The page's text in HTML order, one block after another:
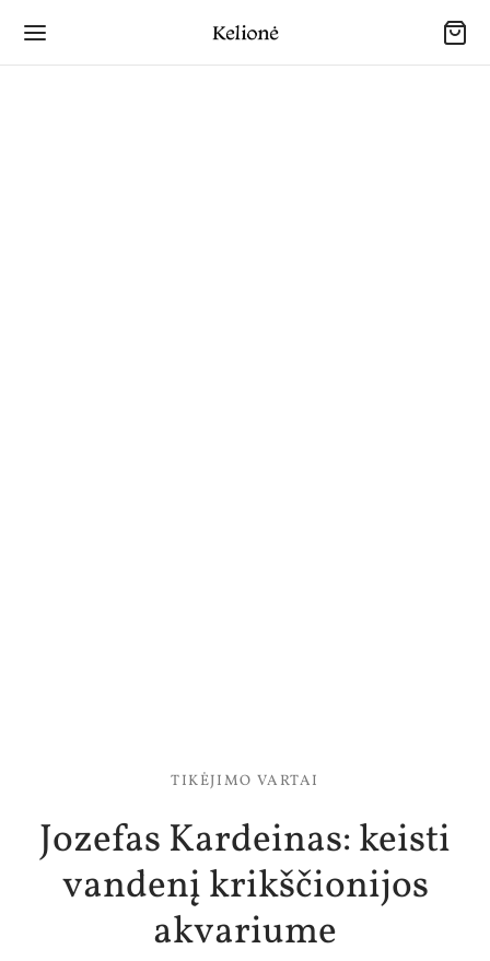
TIKĖJIMO VARTAI
Jozefas Kardeinas: keisti
vandenį krikščionijos
akvariume